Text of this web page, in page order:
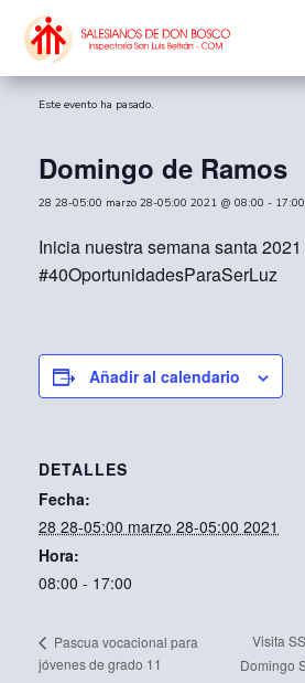
« Todos los Eventos
Este evento ha pasado.
Domingo de Ramos
28 28-05:00 marzo 28-05:00 2021 @ 08:00 - 17:00
Inicia nuestra semana santa
#40OportunidadesParaSerLuz
Añadir al calendario
DETALLES
Fecha:
28 28-05:00 marzo 28-05:00 2021
Hora:
08:00 - 17:00
Pascua vocacional para
jóvenes de grado 11
Visita
Domingo